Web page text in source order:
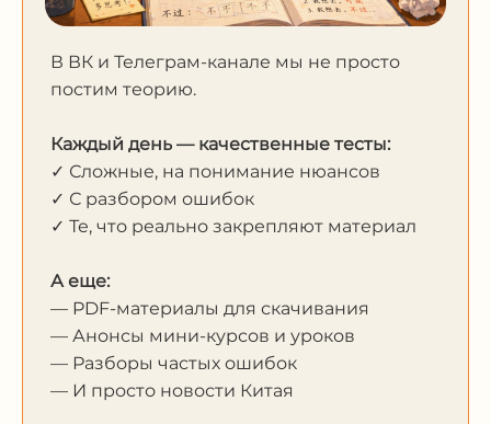
В ВК и Телеграм-канале мы не просто
постим теорию.
Каждый день — качественные тесты:
✓ Сложные, на понимание нюансов
✓ С разбором ошибок
✓ Те, что реально закрепляют материал
А еще:
— PDF-материалы для скачивания
— Анонсы мини-курсов и уроков
— Разборы частых ошибок
— И просто новости Китая